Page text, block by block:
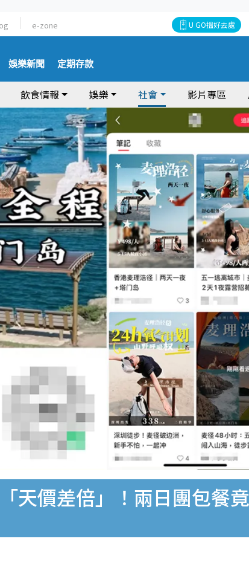
e-zone U GO搵好去處
娛樂新聞 定期存款
飲食情報 娛樂 社會 影片專區
天價差倍」！兩日團包餐